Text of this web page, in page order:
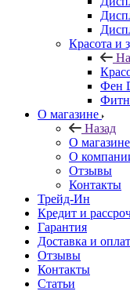
Красота и
Фен
О магазине
Назад
О магазине
О
Отзывы
Контакты
Трейд-Ин
Кредит и
Гарантия
Доставка и
Отзывы
Контакты
Статьи